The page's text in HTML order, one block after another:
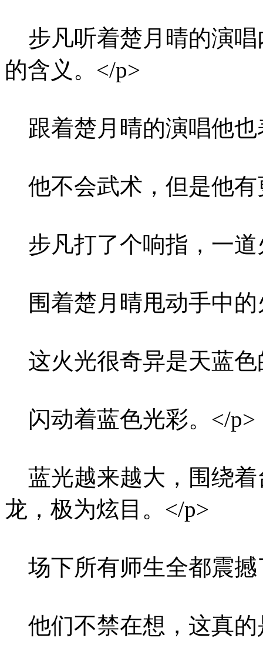
步凡听着楚月晴的演唱
的含义。</p>
跟着楚月晴的演唱他也
他不会武术，但是他有
步凡打了个响指，一道
围着楚月晴甩动手中的
这火光很奇异是天蓝色
闪动着蓝色光彩。</p>
蓝光越来越大，围绕着
龙，极为炫目。</p>
场下所有师生全都震撼
他们不禁在想，这真的